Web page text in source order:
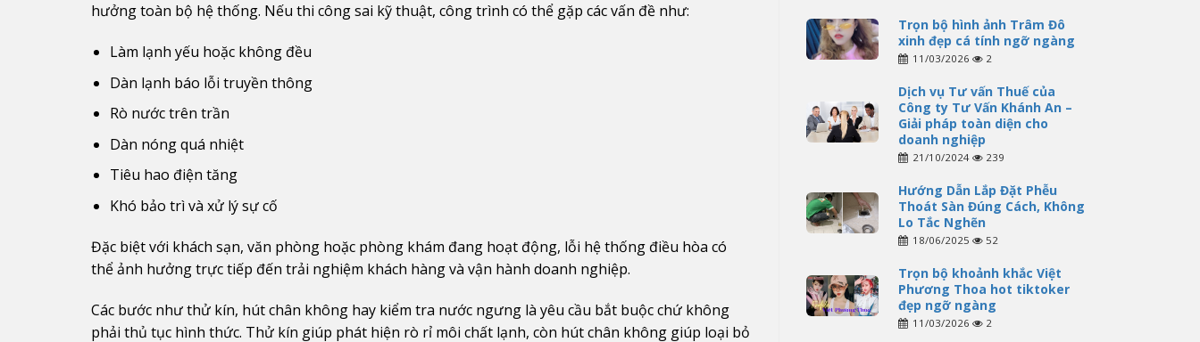
hưởng toàn bộ hệ thống. Nếu thi công sai kỹ thuật, công trình có thể gặp các vấn đề như:
Làm lạnh yếu hoặc không đều
Dàn lạnh báo lỗi truyền thông
Rò nước trên trần
Dàn nóng quá nhiệt
Tiêu hao điện tăng
Khó bảo trì và xử lý sự cố
Đặc biệt với khách sạn, văn phòng hoặc phòng khám đang hoạt động, lỗi hệ thống điều hòa có
thể ảnh hưởng trực tiếp đến trải nghiệm khách hàng và vận hành doanh nghiệp.
Các bước như thử kín, hút chân không hay kiểm tra nước ngưng là yêu cầu bắt buộc chứ không
phải thủ tục hình thức. Thử kín giúp phát hiện rò rỉ môi chất lạnh, còn hút chân không giúp loại bỏ
Trọn bộ hình ảnh Trâm Đô
xinh đẹp cá tính ngỡ ngàng
11/03/2026 2
Dịch vụ Tư vấn Thuế của
Công ty Tư Vấn Khánh An –
Giải pháp toàn diện cho
doanh nghiệp
21/10/2024 239
Hướng Dẫn Lắp Đặt Phễu
Thoát Sàn Đúng Cách, Không
Lo Tắc Nghẽn
18/06/2025 52
Trọn bộ khoảnh khắc Việt
Phương Thoa hot tiktoker
đẹp ngỡ ngàng
11/03/2026 2